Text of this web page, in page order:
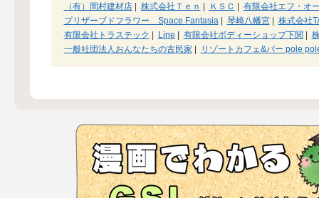
（有）岡村建材店| 株式会社Ｔｅｎ | ＫＳＣ | 有限会社エフ・オ
プリザーブドフラワー Space Fantasia | 琴崎八幡宮| 株式会社
有限会社トラステック | Line | 有限会社ボディーショップ下関|
一般社団法人おんなたちの古民家 | リゾートカフェ&バー pole